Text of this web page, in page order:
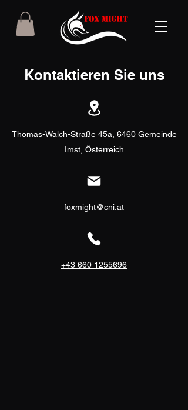
Kontaktieren Sie uns
Thomas-Walch-Straße 45a, 6460 Gemeinde
Imst, Österreich
foxmight@cni.at
+43 660 1255696